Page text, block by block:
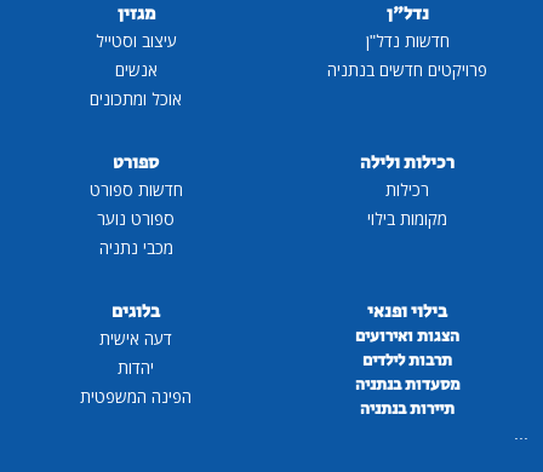
נדל"ן
חדשות נדל"ן
פרויקטים חדשים בנתניה
מגזין
עיצוב וסטייל
אנשים
אוכל ומתכונים
רכילות ולילה
רכילות
מקומות בילוי
ספורט
חדשות ספורט
ספורט נוער
מכבי נתניה
בילוי ופנאי
הצגות ואירועים
תרבות לילדים
מסעדות בנתניה
תיירות בנתניה
...
בלוגים
דעה אישית
יהדות
הפינה המשפטית